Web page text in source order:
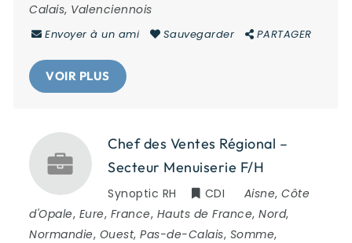
Calais, Valenciennois
Envoyer à un ami Sauvegarder PARTAGER
VOIR PLUS
Chef des Ventes Régional –
Secteur Menuiserie F/H
Synoptic RH CDI Aisne,Côte
d'Opale, Eure, France, Hauts de France,Nord,
Normandie, Ouest,Pas-de-Calais, Somme,